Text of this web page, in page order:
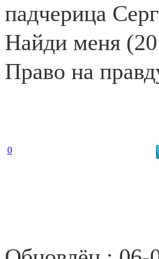
падчерица
Найди меня
Право на
0